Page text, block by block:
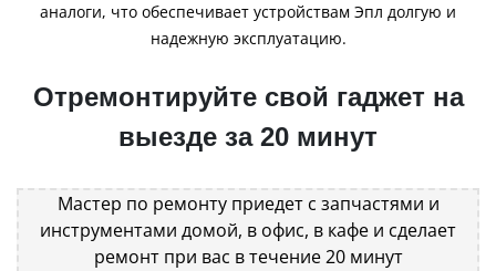
аналоги, что обеспечивает устройствам Эпл долгую и
надежную эксплуатацию.
Отремонтируйте свой гаджет на
выезде за 20 минут
Мастер по ремонту приедет с запчастями и
инструментами домой, в офис, в кафе и сделает
ремонт при вас в течение 20 минут